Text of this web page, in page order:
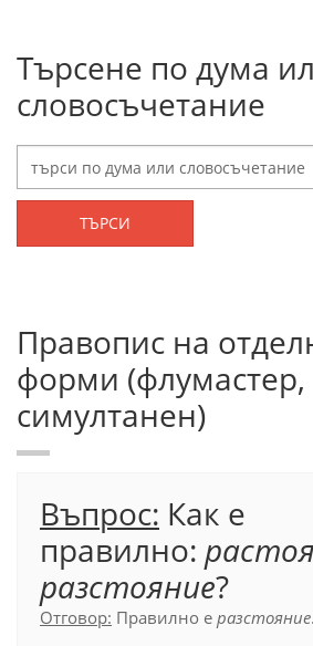
Търсене по дума
словосъчетание
ТЪРСИ
Правопис на
форми (флумастер,
симултанен)
Въпрос: Как е
правилно:
разстояние?
Отговор: Правилно е разстояние.